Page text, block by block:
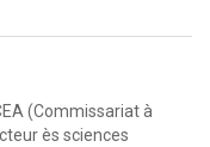
(Commissariat à
ès sciences